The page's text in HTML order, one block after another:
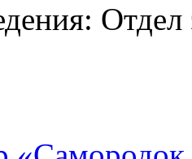
Отдел